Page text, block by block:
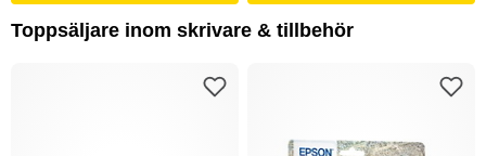
Toppsäljare inom skrivare & tillbehör